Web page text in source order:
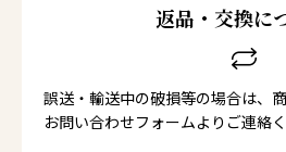
返品・交換に
誤送・輸送中の破損等の場合は、
お問い合わせフォームよりご連絡く